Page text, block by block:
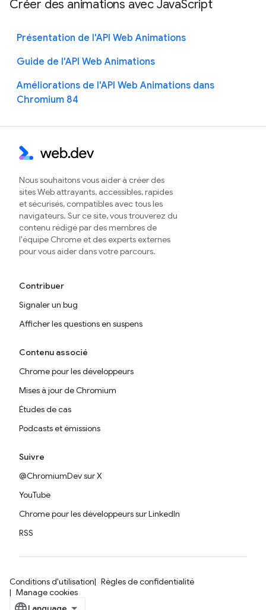
Créer des animations avec JavaScript
Présentation de l'API Web Animations
Guide de l'API Web Animations
Améliorations de l'API Web Animations dans
Chromium 84
Nous souhaitons vous aider à créer des
sites Web attrayants, accessibles, rapides
et sécurisés, compatibles avec tous les
navigateurs. Sur ce site, vous trouverez du
contenu rédigé par des membres de
l'équipe Chrome et des experts externes
pour vous aider dans votre parcours.
Contribuer
Signaler un bug
Afficher les questions en suspens
Contenu associé
Chrome pour les développeurs
Mises à jour de Chromium
Études de cas
Podcasts et émissions
Suivre
@ChromiumDev sur X
YouTube
Chrome pour les développeurs sur LinkedIn
RSS
Conditions d'utilisation
Règles de confidentialité
Manage cookies